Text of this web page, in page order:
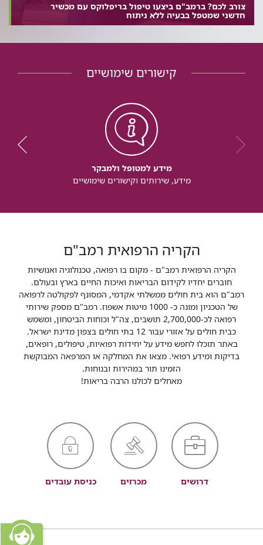
צורב לכם? ברמב"ם ביצעו טיפול בריפלוקס עם מכשיר
חדשני שמטפל בבעיה ללא ניתוח
קישורים שימושיים
מידע למטופל ולמבקר
מידע, שירותים וקישורים שימושיים
הקריה הרפואית רמב"ם
הקריה הרפואית רמב"ם - מקום בו רפואה, טכנולוגיה ואנושיות
חוברים יחדיו לקידום הבריאות ואיכות החיים בארץ ובעולם.
רמב"ם הוא בית חולים ממשלתי אקדמי, המסונף לפקולטה לרפואה
של הטכניון ומונה כ- 1000 מיטות אשפוז. רמב"ם מספק שירותי
רפואה לכ-2,700,000 תושבים, צה"ל וכוחות הביטחון, ומשמש
כבית חולים על אזורי עבור 12 בתי חולים בצפון מדינת ישראל.
באתר תוכלו לחפש מידע על יחידות רפואיות, טיפולים, רופאים,
בדיקות ומידע רפואי. מצאו את המחלקה או המרפאה המבוקשת
הזמינו תור במהירות ובנוחות.
מאחלים לכולנו הרבה בריאות!
דרושים מכרזים כניסת עובדים